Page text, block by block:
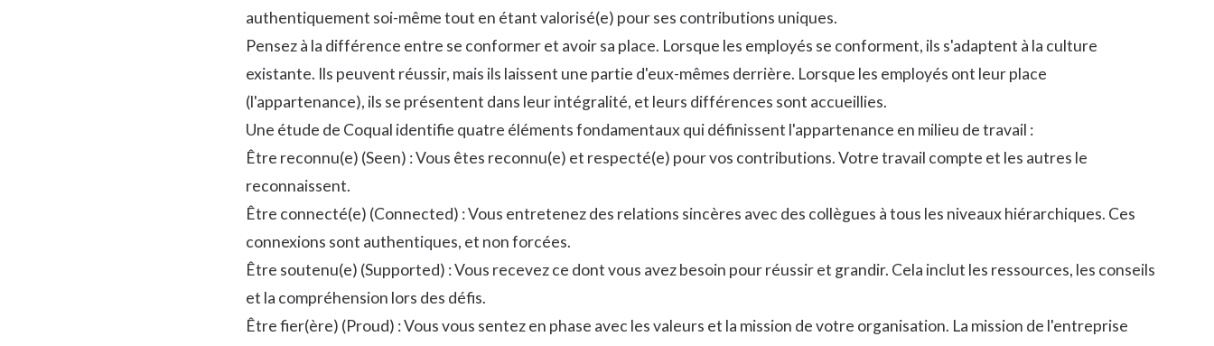
authentiquement soi-même tout en étant valorisé(e) pour ses contributions uniques.
Pensez à la différence entre se conformer et avoir sa place. Lorsque les employés se conforment, ils s'adaptent à la culture
existante. Ils peuvent réussir, mais ils laissent une partie d'eux-mêmes derrière. Lorsque les employés ont leur place
(l'appartenance), ils se présentent dans leur intégralité, et leurs différences sont accueillies.
Une étude de Coqual identifie quatre éléments fondamentaux qui définissent l'appartenance en milieu de travail :
Être reconnu(e) (Seen) : Vous êtes reconnu(e) et respecté(e) pour vos contributions. Votre travail compte et les autres le
reconnaissent.
Être connecté(e) (Connected) : Vous entretenez des relations sincères avec des collègues à tous les niveaux hiérarchiques. Ces
connexions sont authentiques, et non forcées.
Être soutenu(e) (Supported) : Vous recevez ce dont vous avez besoin pour réussir et grandir. Cela inclut les ressources, les conseils
et la compréhension lors des défis.
Être fier(ère) (Proud) : Vous vous sentez en phase avec les valeurs et la mission de votre organisation. La mission de l'entreprise